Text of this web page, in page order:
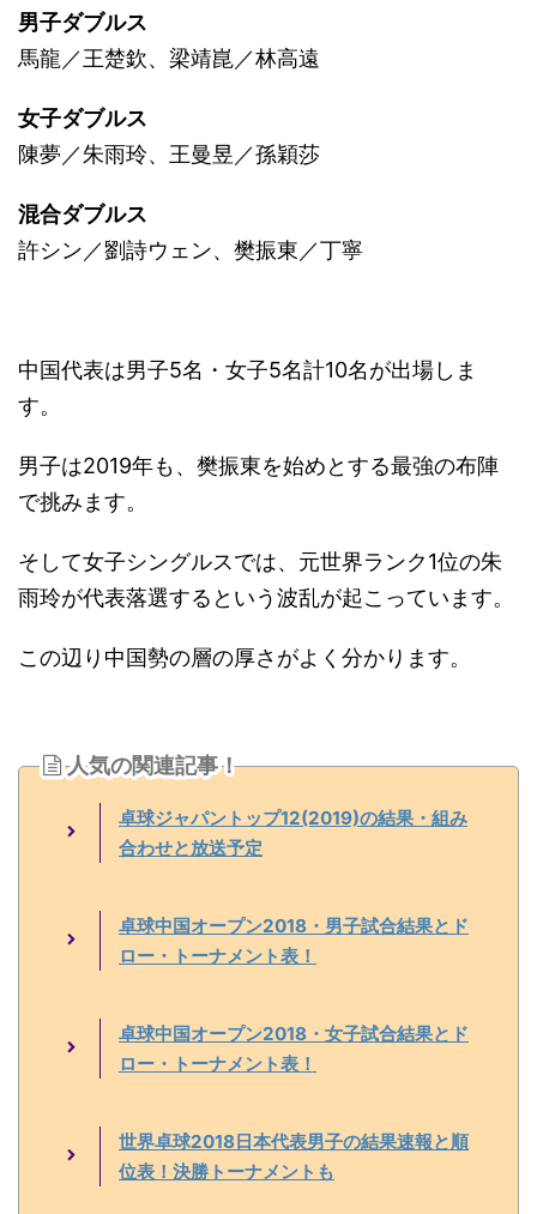
男子ダブルス
馬龍／王楚欽、梁靖崑／林高遠
女子ダブルス
陳夢／朱雨玲、王曼昱／孫穎莎
混合ダブルス
許シン／劉詩ウェン、樊振東／丁寧
中国代表は男子5名・女子5名計10名が出場しま
す。
男子は2019年も、樊振東を始めとする最強の布陣
で挑みます。
そして女子シングルスでは、元世界ランク1位の朱
雨玲が代表落選するという波乱が起こっています。
この辺り中国勢の層の厚さがよく分かります。
人気の関連記事！
卓球ジャパントップ12(2019)の結果・組み
合わせと放送予定
卓球中国オープン2018・男子試合結果とド
ロー・トーナメント表！
卓球中国オープン2018・女子試合結果とド
ロー・トーナメント表！
世界卓球2018日本代表男子の結果速報と順
位表！決勝トーナメントも